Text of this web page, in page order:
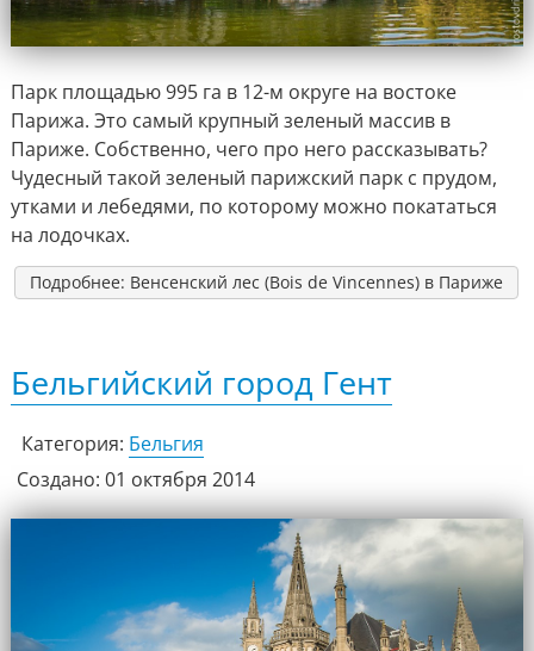
Парк площадью 995 га в 12-м округе на востоке
Парижа. Это самый крупный зеленый массив в
Париже. Собственно, чего про него рассказывать?
Чудесный такой зеленый парижский парк с прудом,
утками и лебедями, по которому можно покататься
на лодочках.
Подробнее: Венсенский лес (Bois de Vincennes) в Париже
Бельгийский город Гент
Категория: Бельгия
Создано: 01 октября 2014